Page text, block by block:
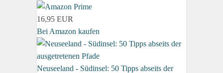
16,95 EUR
Bei Amazon kaufen
Neuseeland - Südinsel: 50 Tipps abseits der